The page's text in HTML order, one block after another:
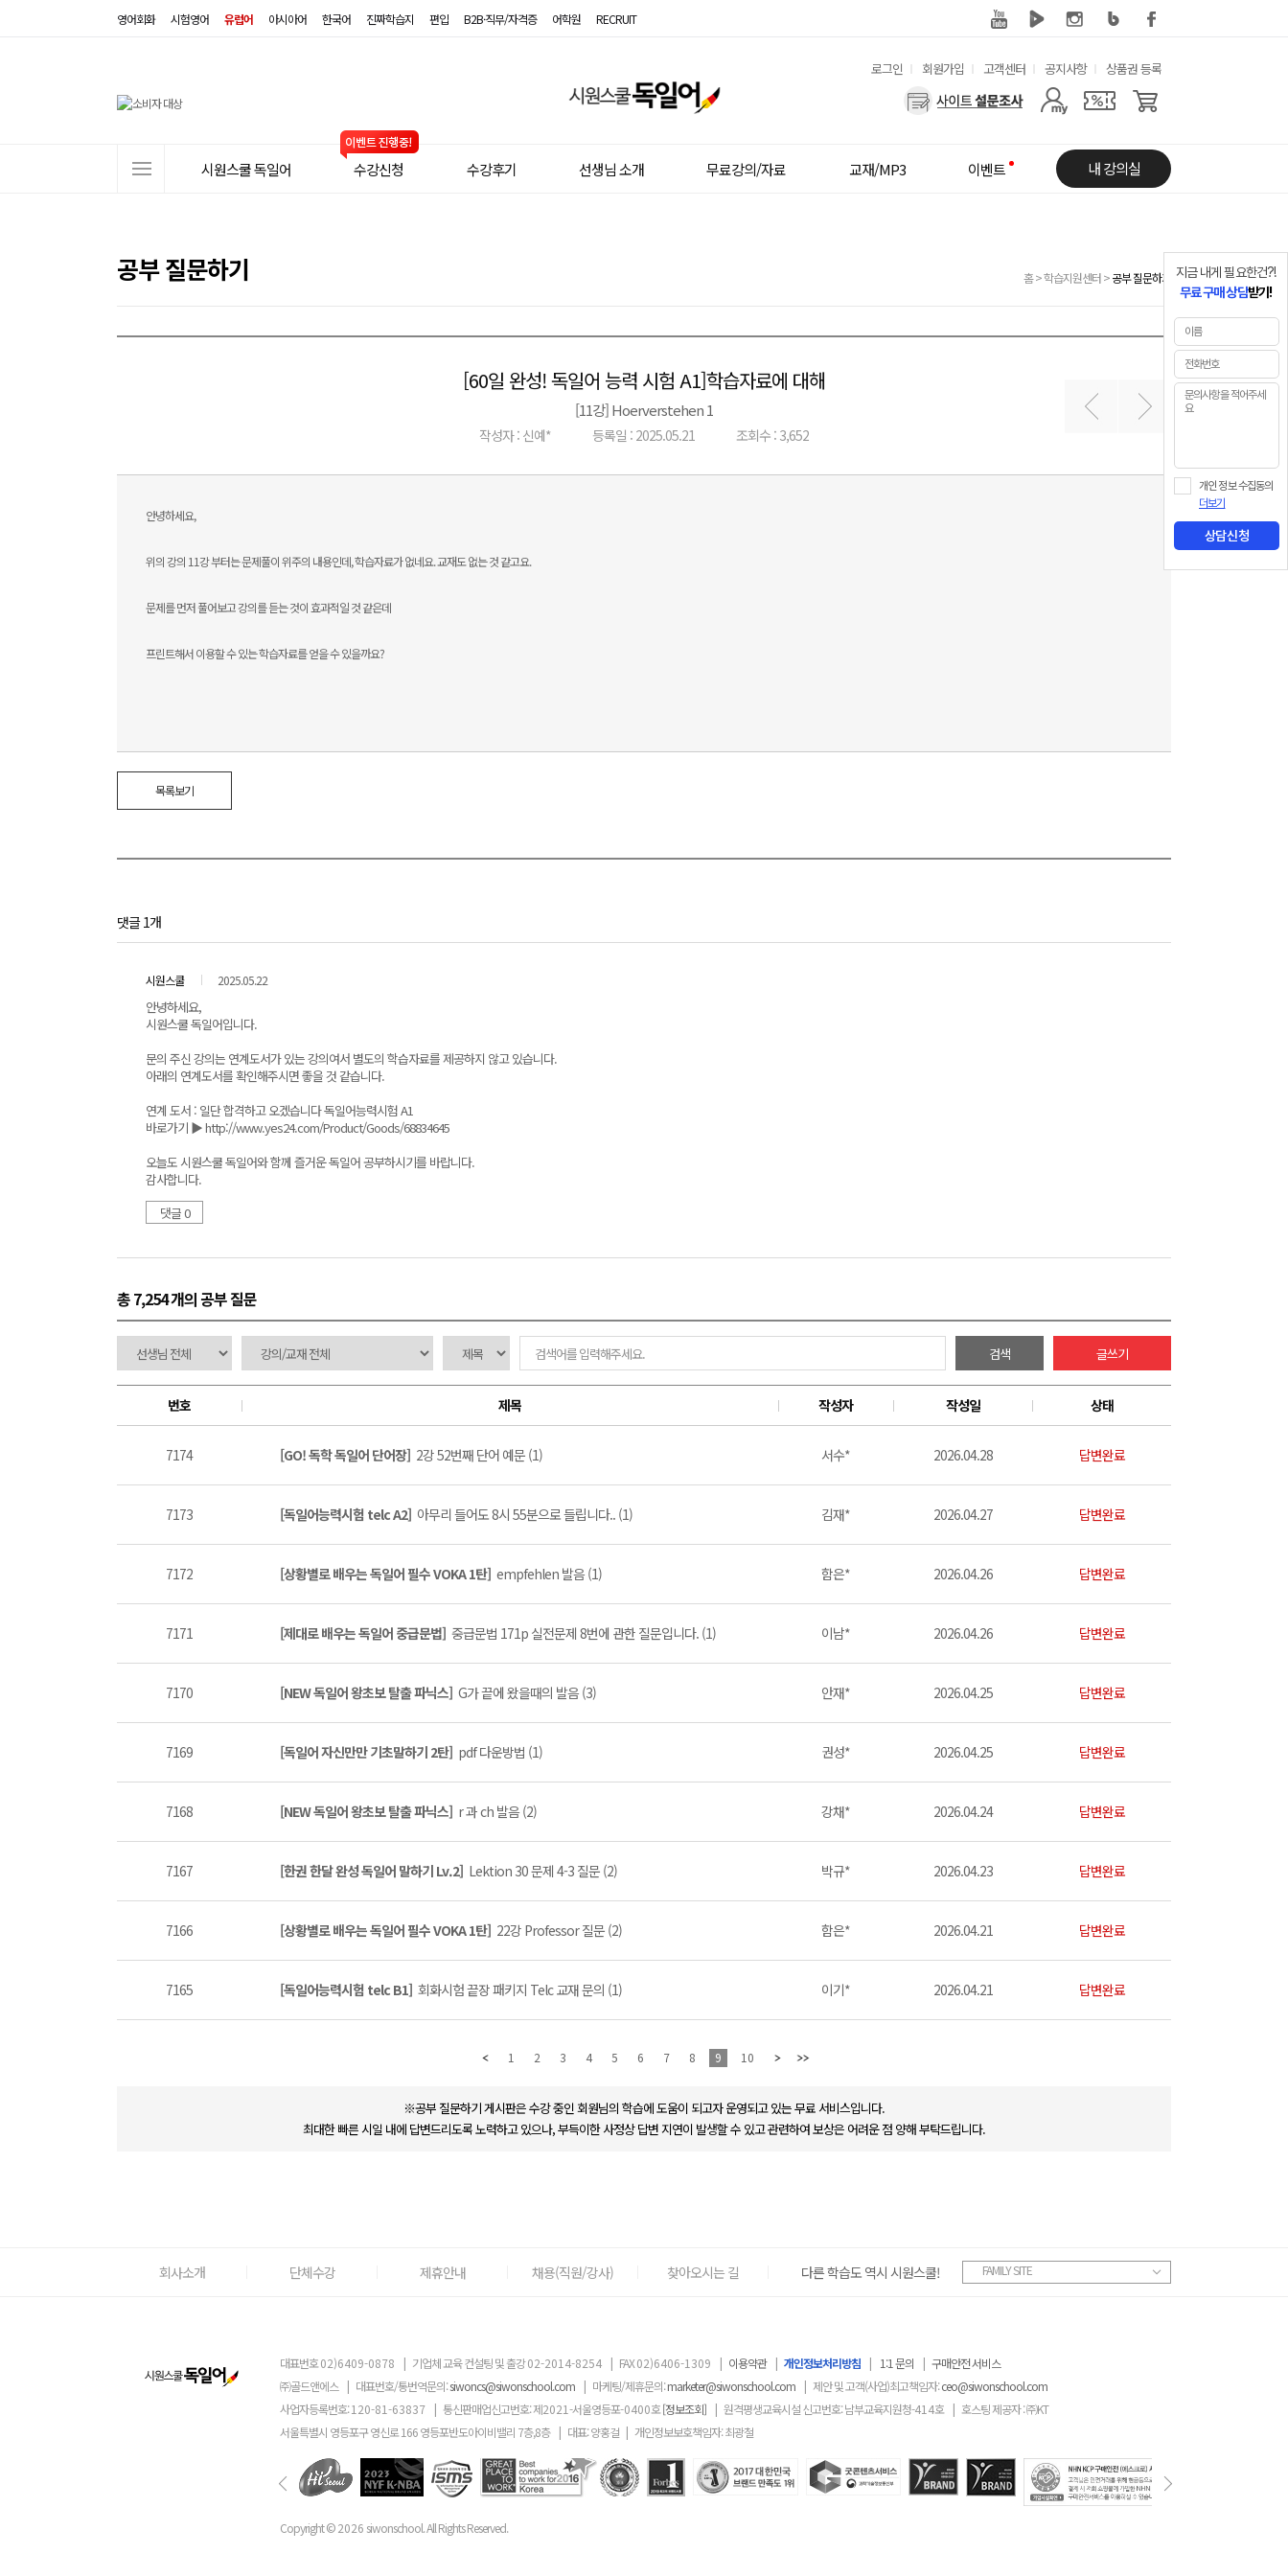
영어회화 시험영어 유럽어 아시아어 한국어 진짜학습지 편입 B2B·직무/자격증 어학원 RECRUIT
유
뉴
로그인 회원가입 고객센터 공지사항 상품권 등록
사
메
뉴
시원스쿨 독일어 수강신청 수강후기 선생님 소개 무료강의/자료 교재/MP3 이벤트 내 강의실
공부 질문하기 홈>학습지원센터>공부 질문하기
[60일 완성! 독일어 능력 시험 A1]학습자료에 대해
[11강] Hoerverstehen 1
작성자 : 신예* 등록일 : 2025.05.21 조회수 : 3,652
이전글 다음글
안녕하세요,
위의 강의 11강 부터는 문제풀이 위주의 내용인데, 학습자료가 없네요. 교재도 없는 것 같고요.
문제를 먼저 풀어보고 강의를 듣는 것이 효과적일 것 같은데
프린트해서 이용할 수 있는 학습자료를 얻을 수 있을까요?
목록보기
댓글 1개
시원스쿨 2025.05.22
안녕하세요,
시원스쿨 독일어입니다.
문의 주신 강의는 연계도서가 있는 강의여서 별도의 학습자료를 제공하지 않고 있습니다.
아래의 연계도서를 확인해주시면 좋을 것 같습니다.
연계 도서 : 일단 합격하고 오겠습니다 독일어능력시험 A1
바로가기 ▶ http://www.yes24.com/Product/Goods/68834645
오늘도 시원스쿨 독일어와 함께 즐거운 독일어 공부하시기를 바랍니다.
감사합니다.
댓글 0
총 7,254 개의 공부 질문
검색 글쓰기
번호 제목 작성자 작성일 상태
7174 [GO! 독학 독일어 단어장] 2강 52번째 단어 예문 (1) 서수* 2026.04.28 답변완료
7173 [독일어능력시험 telc A2] 아무리 들어도 8시 55분으로 들립니다.. (1) 김재* 2026.04.27 답변완료
7172 [상황별로 배우는 독일어 필수 VOKA 1탄] empfehlen 발음 (1) 함은* 2026.04.26 답변완료
7171 [제대로 배우는 독일어 중급문법] 중급문법 171p 실전문제 8번에 관한 질문입니다. (1) 이남* 2026.04.26 답변완료
7170 [NEW 독일어 왕초보 탈출 파닉스] G가 끝에 왔을때의 발음 (3) 안재* 2026.04.25 답변완료
7169 [독일어 자신만만 기초말하기 2탄] pdf 다운방법 (1) 권성* 2026.04.25 답변완료
7168 [NEW 독일어 왕초보 탈출 파닉스] r 과 ch 발음 (2) 강채* 2026.04.24 답변완료
7167 [한권 한달 완성 독일어 말하기 Lv.2] Lektion 30 문제 4-3 질문 (2) 박규* 2026.04.23 답변완료
7166 [상황별로 배우는 독일어 필수 VOKA 1탄] 22강 Professor 질문 (2) 함은* 2026.04.21 답변완료
7165 [독일어능력시험 telc B1] 회화시험 끝장 패키지 Telc 교재 문의 (1) 이기* 2026.04.21 답변완료
1 2 3 4 5 6 7 8 9 10
※공부 질문하기 게시판은 수강 중인 회원님의 학습에 도움이 되고자 운영되고 있는 무료 서비스입니다.
최대한 빠른 시일 내에 답변드리도록 노력하고 있으나, 부득이한 사정상 답변 지연이 발생할 수 있고 관련하여 보상은 어려운 점 양해 부탁드립니다.
회사소개 단체수강 제휴안내 채용(직원/강사) 찾아오시는 길 다른 학습도 역시 시원스쿨! FAMILY SITE
대표번호02)6409-0878 | 기업체 교육 컨설팅 및 출강02-2014-8254 | FAX02)6406-1309 | 이용약관 | 개인정보처리방침 | 1:1 문의 | 구매안전 서비스
㈜골드앤에스 | 대표번호/통번역문의:siwoncs@siwonschool.com | 마케팅/제휴문의:marketer@siwonschool.com | 제안 및 고객(사업)최고책임자:ceo@siwonschool.com
사업자등록번호:120-81-63837 | 통신판매업신고번호: 제2021-서울영등포-0400호[정보조회] | 원격평생교육시설 신고번호: 남부교육지원청-414호 | 호스팅 제공자 : ㈜KT
서울특별시 영등포구 영신로 166 영등포반도아이비밸리 7층,8층 | 대표: 양홍걸 | 개인정보보호책임자: 최광철
Copyright ©2026 siwonschool. All Rights Reserved.
지금 내게 필요한건?!
무료 구매 상담받기!
개인 정보 수집동의
더보기
상담신청